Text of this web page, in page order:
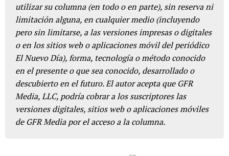
utilizar su columna (en todo o en parte), sin reserva ni
limitación alguna, en cualquier medio (incluyendo
pero sin limitarse, a las versiones impresas o digitales
o en los sitios web o aplicaciones móvil del periódico
El Nuevo Día), forma, tecnología o método conocido
en el presente o que sea conocido, desarrollado o
descubierto en el futuro. El autor acepta que GFR
Media, LLC, podría cobrar a los suscriptores las
versiones digitales, sitios web o aplicaciones móviles
de GFR Media por el acceso a la columna.